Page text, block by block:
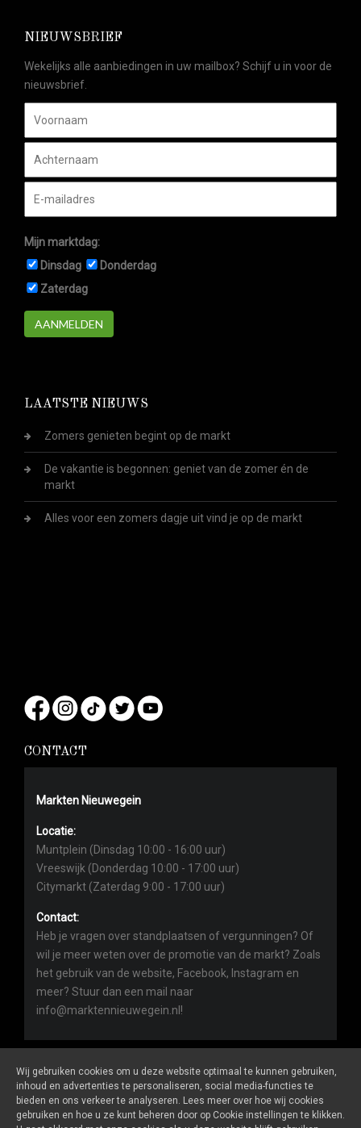
NIEUWSBRIEF
Wekelijks alle aanbiedingen in uw mailbox? Schijf u in voor de
nieuwsbrief.
Mijn marktdag:
Dinsdag
Donderdag
Zaterdag
AANMELDEN
LAATSTE NIEUWS
Zomers genieten begint op de markt
De vakantie is begonnen: geniet van de zomer én de
markt
Alles voor een zomers dagje uit vind je op de markt
CONTACT
Markten Nieuwegein
Locatie:
Muntplein (Dinsdag 10:00 - 16:00 uur)
Vreeswijk (Donderdag 10:00 - 17:00 uur)
Citymarkt (Zaterdag 9:00 - 17:00 uur)
Contact:
Heb je vragen over standplaatsen of vergunningen? Of
wil je meer weten over de promotie van de markt? Zoals
het gebruik van de website, Facebook, Instagram en
meer? Stuur dan een mail naar
info@marktennieuwegein.nl!
Marktennieuwegein.nlis een website van De Markt Online
Wij gebruiken cookies om u deze website optimaal te kunnen gebruiken,
inhoud en advertenties te personaliseren, social media-functies te
bieden en ons verkeer te analyseren. Lees meer over hoe wij cookies
gebruiken en hoe u ze kunt beheren door op Cookie instellingen te klikken.